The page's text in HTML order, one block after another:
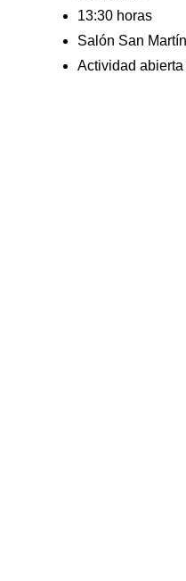
13:30 horas
Salón San
Actividad abierta